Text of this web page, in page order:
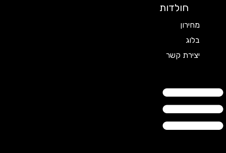
חולדות
מחירון
בלוג
יצירת קשר